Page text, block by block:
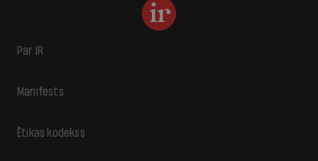
Par IR
Manifests
Ētikas kodekss